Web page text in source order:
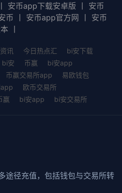
安币app下载安卓版
安币
币 安币app官方网
安币
讯 今日热点汇
bi安下载
bi安 币赢
bi安app
币赢交易所app
易欧钱包
欧币交易所
赢 bi安app bi安交易所
途径充值，包括钱包与交易所转